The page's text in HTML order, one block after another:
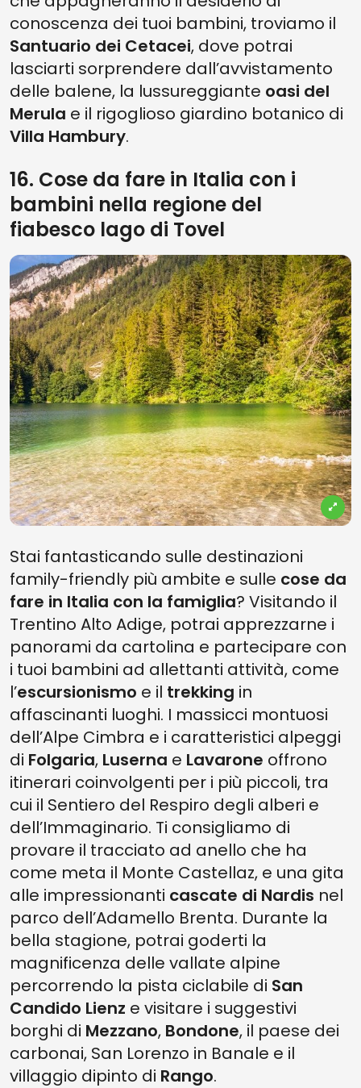
conoscenza dei tuoi bambini, troviamo il
Santuario dei Cetacei, dove potrai
lasciarti sorprendere dall’avvistamento
delle balene, la lussureggiante oasi del
Merula e il rigoglioso giardino botanico di
Villa Hambury.
16. Cose da fare in Italia con i
bambini nella regione del
fiabesco lago di Tovel
Stai fantasticando sulle destinazioni
family-friendly più ambite e sulle cose da
fare in Italia con la famiglia? Visitando il
Trentino Alto Adige, potrai apprezzarne i
panorami da cartolina e partecipare con
i tuoi bambini ad allettanti attività, come
l’escursionismo e il trekking in
affascinanti luoghi. I massicci montuosi
dell’Alpe Cimbra e i caratteristici alpeggi
di Folgaria, Luserna e Lavarone offrono
itinerari coinvolgenti per i più piccoli, tra
cui il Sentiero del Respiro degli alberi e
dell’Immaginario. Ti consigliamo di
provare il tracciato ad anello che ha
come meta il Monte Castellaz, e una gita
alle impressionanti cascate di Nardis nel
parco dell’Adamello Brenta. Durante la
bella stagione, potrai goderti la
magnificenza delle vallate alpine
percorrendo la pista ciclabile di San
Candido Lienz e visitare i suggestivi
borghi di Mezzano, Bondone, il paese dei
carbonai, San Lorenzo in Banale e il
villaggio dipinto di Rango.